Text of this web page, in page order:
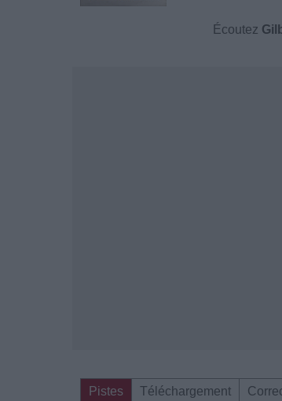
Écoutez
Pistes Téléchargement